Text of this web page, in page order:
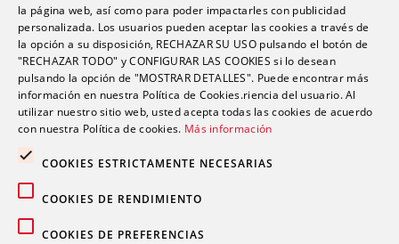
que tiene sarna”
Ardor, hinchazón o dolor abdominal: los síntomas
del sistema Digestivo que no siempre son
inofensivos
Comentarios recientes
la página web, así como para poder impactarles con publicidad
personalizada. Los usuarios pueden aceptar las cookies a través de
la opción a su disposición, RECHAZAR SU USO pulsando el botón de
"RECHAZAR TODO" y CONFIGURAR LAS COOKIES si lo desean
pulsando la opción de "MOSTRAR DETALLES". Puede encontrar más
información en nuestra Política de Cookies.riencia del usuario. Al
utilizar nuestro sitio web, usted acepta todas las cookies de acuerdo
con nuestra Política de cookies. Más información
COOKIES ESTRICTAMENTE NECESARIAS
COOKIES DE RENDIMIENTO
COOKIES DE PREFERENCIAS